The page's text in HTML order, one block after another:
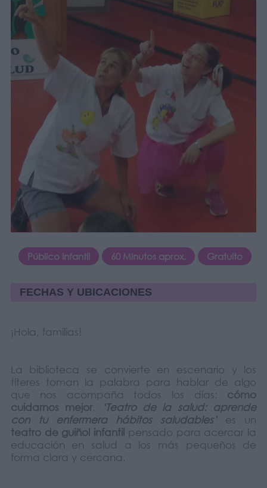
Público Infantil 60 Minutos aprox. Gratuito
FECHAS Y UBICACIONES
¡Hola, familias!
La biblioteca se convierte en escenario y los
títeres toman la palabra para hablar de algo
que nos acompaña todos los días: cómo
cuidarnos mejor.
‘Teatro de la salud: aprende
con tu enfermera hábitos saludables’es un
teatro de guiñol infantil pensado para acercar la
educación en salud a los más pequeños de
forma clara y cercana.